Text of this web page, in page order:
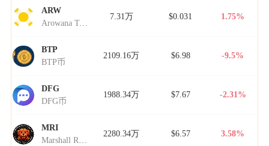
ARW
Arowana Token
7.31万 $0.031 1.75%
BTP
BTP币
2109.16万 $6.98 -9.5%
DFG
DFG币
1988.34万 $7.67 -2.31%
MRI
Marshall Rogan Inu
2280.34万 $6.57 3.58%